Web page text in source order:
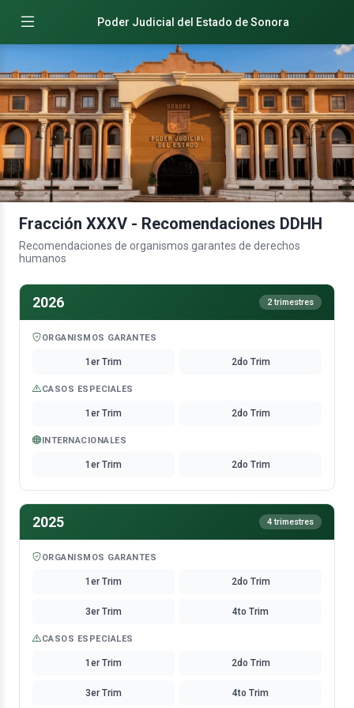
Poder Judicial del Estado de Sonora
Fracción XXXV - Recomendaciones DDHH
Recomendaciones de organismos garantes de derechos
humanos
2026 2 trimestres
ORGANISMOS GARANTES
1er Trim 2do Trim
CASOS ESPECIALES
1er Trim 2do Trim
INTERNACIONALES
1er Trim 2do Trim
2025 4 trimestres
ORGANISMOS GARANTES
1er Trim 2do Trim
3er Trim 4to Trim
CASOS ESPECIALES
1er Trim 2do Trim
3er Trim 4to Trim